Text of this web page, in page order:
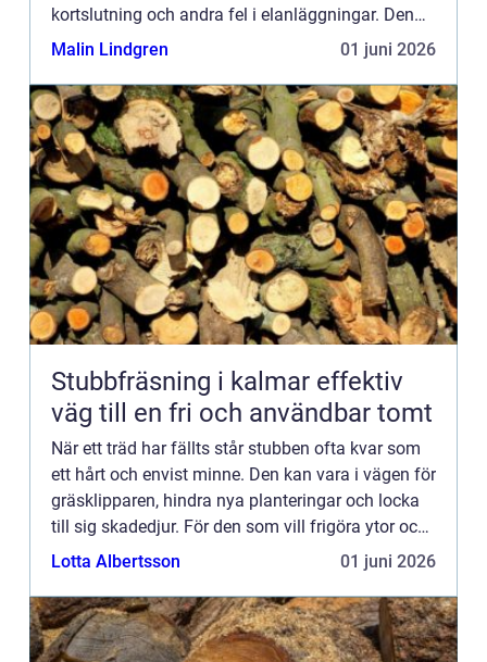
kortslutning och andra fel i elanläggningar. Den
används i allt från mindre industriinstallationer till
Malin Lindgren 01 juni 2026
Stubbfräsning i kalmar effektiv
väg till en fri och användbar tomt
När ett träd har fällts står stubben ofta kvar som
ett hårt och envist minne. Den kan vara i vägen för
gräsklipparen, hindra nya planteringar och locka
till sig skadedjur. För den som vill frigöra ytor och
skapa en mer lättskött tomt har stubbfräsnin...
Lotta Albertsson 01 juni 2026